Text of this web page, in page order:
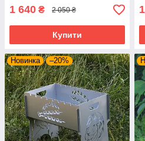
1 640 ₴ 2 050 ₴
Купити
Новинка –20%